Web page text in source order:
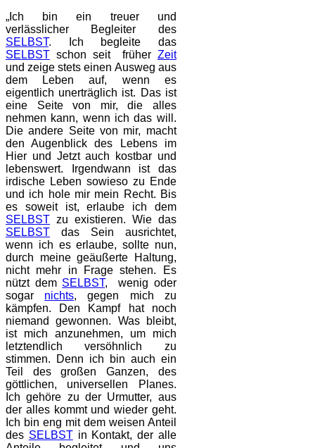
„Ich bin ein treuer und
verlässlicher Begleiter des
SELBST. Ich begleite das
SELBST schon seit früher Zeit
und zeige stets einen Ausweg aus
dem Leben auf, wenn es
eigentlich unerträglich ist. Das ist
eine Seite von mir, die alles
nehmen kann, wenn ich das will.
Die andere Seite von mir, macht
den Augenblick des Lebens im
Hier und Jetzt auch kostbar und
lebenswert. Irgendwann ist das
irdische Leben sowieso zu Ende
und ich hole mir mein Recht. Bis
es soweit ist, erlaube ich dem
SELBST zu existieren. Wie das
SELBST das Sein ausrichtet,
wenn ich es erlaube, sollte nun,
durch meine geäußerte Haltung,
nicht mehr in Frage stehen. Es
nützt dem SELBST, wenig oder
sogar nichts, gegen mich zu
kämpfen. Den Kampf hat noch
niemand gewonnen. Was bleibt,
ist mich anzunehmen, um mich
letztendlich versöhnlich zu
stimmen. Denn ich bin auch ein
Teil des großen Ganzen, des
göttlichen, universellen Planes.
Ich gehöre zu der Urmutter, aus
der alles kommt und wieder geht.
Ich bin eng mit dem weisen Anteil
des SELBSTin Kontakt, der alle